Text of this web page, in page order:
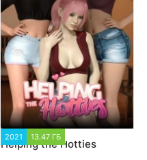
2021 13.47 ГБ
Helping the Hotties